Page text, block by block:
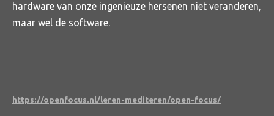
hardware van onze ingenieuze hersenen niet veranderen,
maar wel de software.
https://openfocus.nl/leren-mediteren/open-focus/